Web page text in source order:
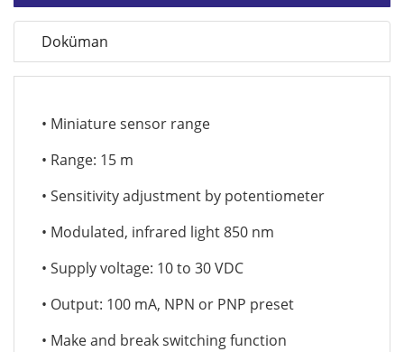
Doküman
• Miniature sensor range
• Range: 15 m
• Sensitivity adjustment by potentiometer
• Modulated, infrared light 850 nm
• Supply voltage: 10 to 30 VDC
• Output: 100 mA, NPN or PNP preset
• Make and break switching function